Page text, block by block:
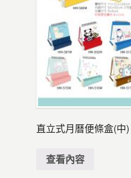
直立式月曆便條盒(中)
查看內容